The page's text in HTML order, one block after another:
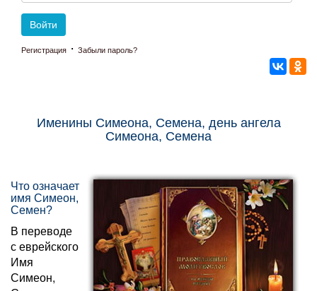
Войти
Регистрация · Забыли пароль?
Именины Симеона, Семена, день ангела
Симеона, Семена
Что означает
имя Симеон,
Семен?
В переводе
с еврейского
Имя
Симеон,